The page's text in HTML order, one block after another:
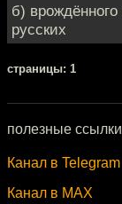
б)
русских
cтраницы: 1
полезные ссылки
Канал в Telegram
Канал в MAX